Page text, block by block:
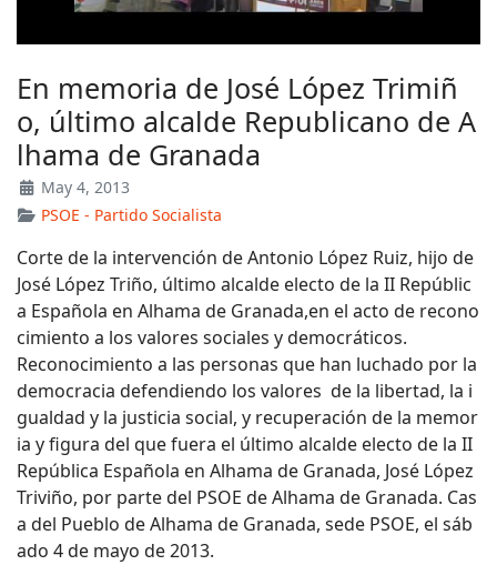
En memoria de José López Trimiñ
o, último alcalde Republicano de A
lhama de Granada
May 4, 2013
PSOE - Partido Socialista
Corte de la intervención de Antonio López Ruiz, hijo de
José López Triño, último alcalde electo de la II Repúblic
a Española en Alhama de Granada,en el acto de recono
cimiento a los valores sociales y democráticos.
Reconocimiento a las personas que han luchado por la
democracia defendiendo los valores de la libertad, la i
gualdad y la justicia social, y recuperación de la memor
ia y figura del que fuera el último alcalde electo de la II
República Española en Alhama de Granada, José López
Triviño, por parte del PSOE de Alhama de Granada. Cas
a del Pueblo de Alhama de Granada, sede PSOE, el sáb
ado 4 de mayo de 2013.